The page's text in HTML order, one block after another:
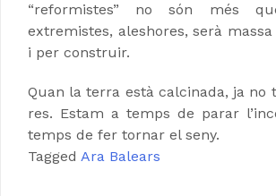
“reformistes” no són més
extremistes, aleshores, serà
i per construir.
Quan la terra està calcinada, ja no
res. Estam a temps de parar
temps de fer tornar el seny.
Tagged Ara Balears